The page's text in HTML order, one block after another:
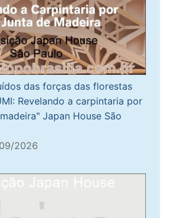
das forças das florestas
Revelando a carpintaria por
Japan House São
2026